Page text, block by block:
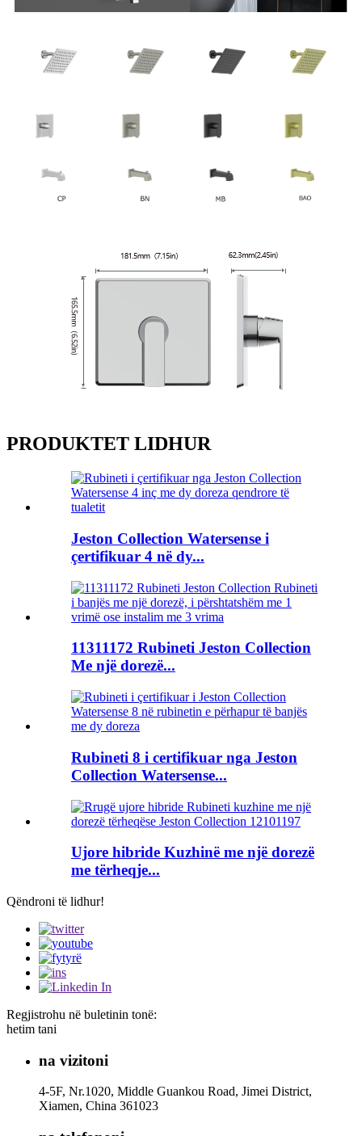
PRODUKTET LIDHUR
Jeston Collection Watersense i
çertifikuar 4 në dy...
11311172 Rubineti Jeston Collection
Me një dorezë...
Rubineti 8 i certifikuar nga Jeston
Collection Watersense...
Ujore hibride Kuzhinë me një dorezë
me tërheqje...
Qëndroni të lidhur!
Regjistrohu në buletinin tonë:
hetim tani
na vizitoni
4-5F, Nr.1020, Middle Guankou Road, Jimei District,
Xiamen, China 361023